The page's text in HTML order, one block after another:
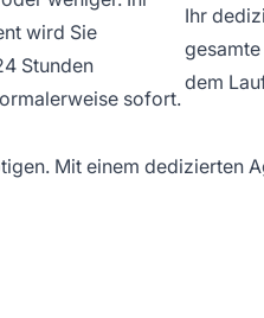
wird Sie
Stunden
sofort.
Ihr
dem
Mit einem dedizierten